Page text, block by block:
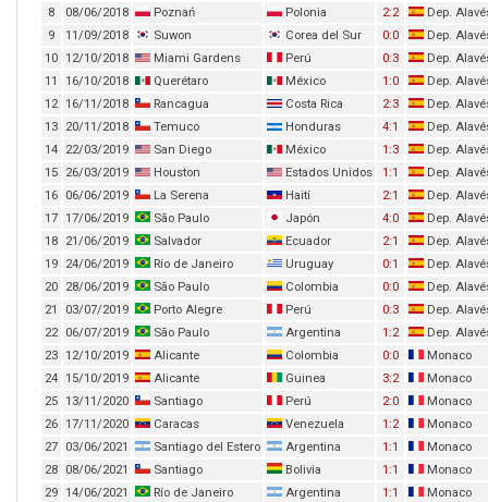
8
08/06/2018 Poznań Polonia 2:2
Dep.
9
11/09/2018 Suwon Corea del Sur 0:0
Dep.
10 12/10/2018 Miami Gardens Perú 0:3
Dep.
11
16/10/2018 Querétaro México 1:0
Dep.
12 16/11/2018 Rancagua Costa Rica 2:3
Dep.
13
20/11/2018 Temuco Honduras 4:1
Dep.
14
22/03/2019 San Diego México 1:3
Dep.
15
26/03/2019 Houston Estados Unidos 1:1
Dep.
16
06/06/2019 La Serena Haití 2:1
Dep.
17 17/06/2019 São Paulo Japón 4:0
Dep.
18
21/06/2019 Salvador Ecuador 2:1
Dep.
19
24/06/2019 Río de Janeiro Uruguay 0:1
Dep.
20
28/06/2019 São Paulo Colombia 0:0
Dep.
21
03/07/2019 Porto Alegre Perú 0:3
Dep.
22
06/07/2019 São Paulo Argentina 1:2
Dep.
23 12/10/2019 Alicante Colombia 0:0
Monaco
24 15/10/2019 Alicante Guinea 3:2
Monaco
25 13/11/2020 Santiago Perú 2:0
Monaco
26 17/11/2020 Caracas Venezuela 1:2
Monaco
27
03/06/2021 Santiago del Estero Argentina 1:1
Monaco
28
08/06/2021 Santiago Bolivia 1:1
Monaco
29 14/06/2021 Río de Janeiro Argentina 1:1
Monaco